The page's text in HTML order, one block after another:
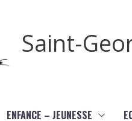
Saint-
ENFANCE – JEUNESSE